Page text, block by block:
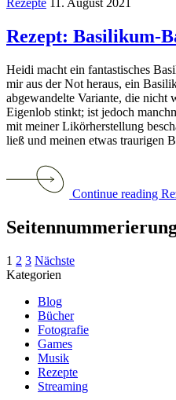
Rezepte 11. August 2021
Rezept: Basilikum-
Heidi macht ein fantastisches
mir aus der Not heraus, ein
abgewandelte Variante, die nicht
Eigenlob stinkt; ist jedoch
mit meiner Likörherstellung
ließ und meinen etwas traurigen
Continue reading
1 2 3 Nächste
Kategorien
Blog
Bücher
Fotografie
Games
Musik
Rezepte
Streaming